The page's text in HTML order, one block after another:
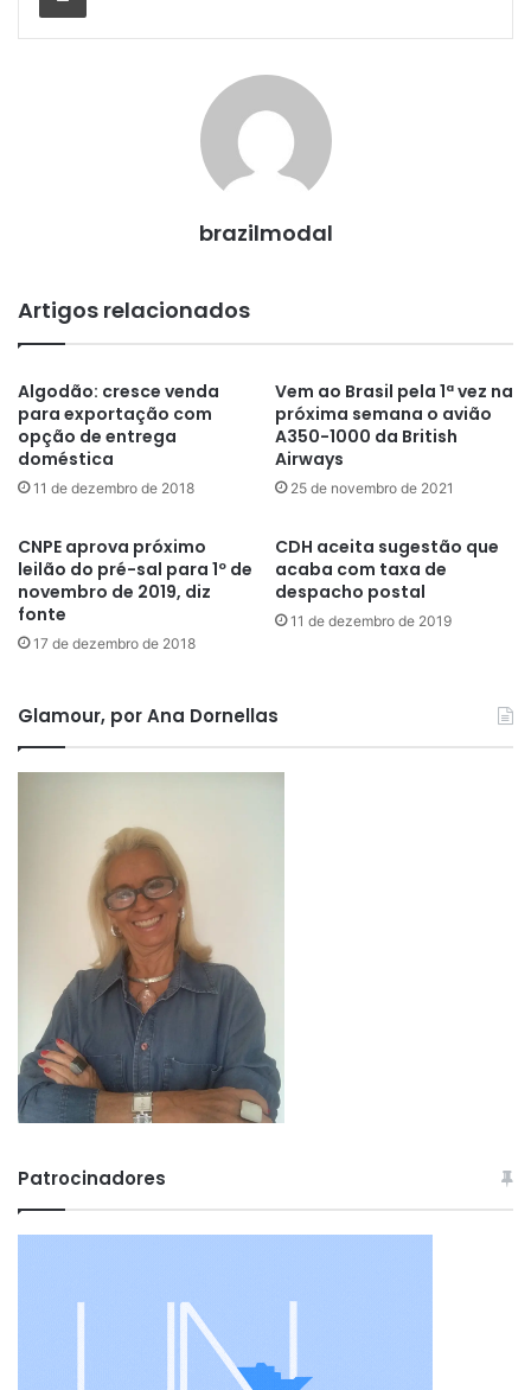
brazilmodal
Artigos relacionados
Algodão: cresce venda
para exportação com
opção de entrega
doméstica
11 de dezembro de 2018
Vem ao Brasil pela 1ª vez na
próxima semana o avião
A350-1000 da British
Airways
25 de novembro de 2021
CNPE aprova próximo
leilão do pré-sal para 1º de
novembro de 2019, diz
fonte
17 de dezembro de 2018
CDH aceita sugestão que
acaba com taxa de
despacho postal
11 de dezembro de 2019
Glamour, por Ana Dornellas
Patrocinadores